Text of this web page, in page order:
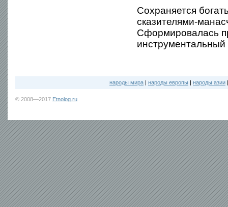
Сохраняется
сказителями-
Сформировалась
народы мира | народы европы | народы азии
© 2008—2017 Etnolog.ru